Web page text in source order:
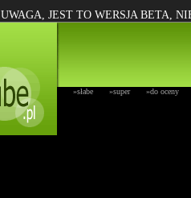
UWAGA, JEST TO WERSJA BETA,
»słabe »super »do oceny